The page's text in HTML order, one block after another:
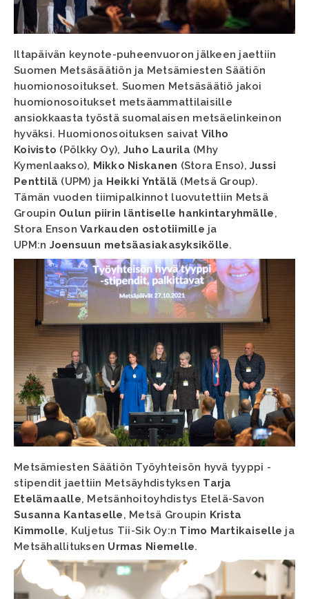
Iltapäivän keynote-puheenvuoron jälkeen jaettiin
Suomen Metsäsäätiön ja Metsämiesten Säätiön
huomionosoitukset. Suomen Metsäsäätiö jakoi
huomionosoitukset metsäammattilaisille
ansiokkaasta työstä suomalaisen metsäelinkeinon
hyväksi. Huomionosoituksen saivat Vilho
Koivisto (Pölkky Oy), Juho Laurila (Mhy
Kymenlaakso), Mikko Niskanen (Stora Enso),Jussi
Penttilä (UPM) ja Heikki Yntälä (Metsä Group).
Tämän vuoden tiimipalkinnot luovutettiin Metsä
Groupin Oulun piirin läntiselle hankintaryhmälle,
Stora EnsonVarkauden ostotiimille ja
UPM:n Joensuun metsäasiakasyksikölle.
Metsämiesten Säätiön Työyhteisön hyvä tyyppi -
stipendit jaettiin Metsäyhdistyksen Tarja
Etelämaalle, Metsänhoitoyhdistys Etelä-Savon
Susanna Kantaselle, Metsä Groupin Krista
Kimmolle, Kuljetus Tii-Sik Oy:n Timo Martikaiselle ja
Metsähallituksen Urmas Niemelle.